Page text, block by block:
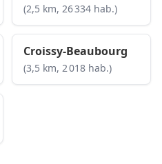
(2,5 km, 26 334 hab.)
Croissy-Beaubourg
(3,5 km, 2 018 hab.)